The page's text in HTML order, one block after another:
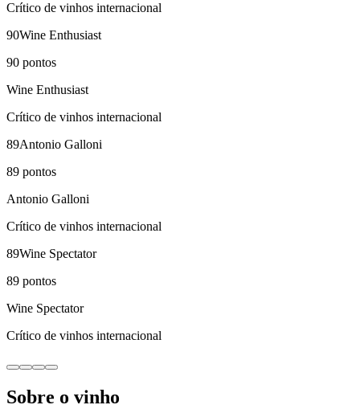
Crítico de vinhos internacional
90Wine Enthusiast
90 pontos
Wine Enthusiast
Crítico de vinhos internacional
89Antonio Galloni
89 pontos
Antonio Galloni
Crítico de vinhos internacional
89Wine Spectator
89 pontos
Wine Spectator
Crítico de vinhos internacional
Sobre o vinho